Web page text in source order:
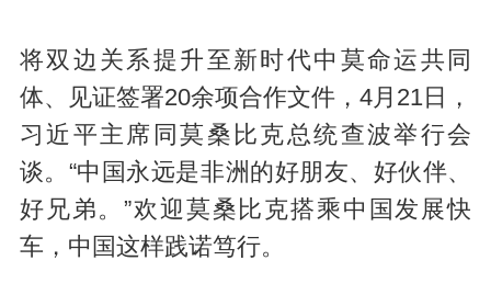
将双边关系提升至新时代中莫命运共同
体、见证签署20余项合作文件，4月21日，
习近平主席同莫桑比克总统查波举行会
谈。“中国永远是非洲的好朋友、好伙伴、
好兄弟。”欢迎莫桑比克搭乘中国发展快
车，中国这样践诺笃行。